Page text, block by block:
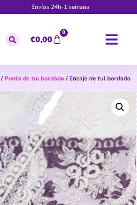
Envíos 24h-1 semana
€0,00
0
/ Punta de tul bordado/ Encaje de tul bordado